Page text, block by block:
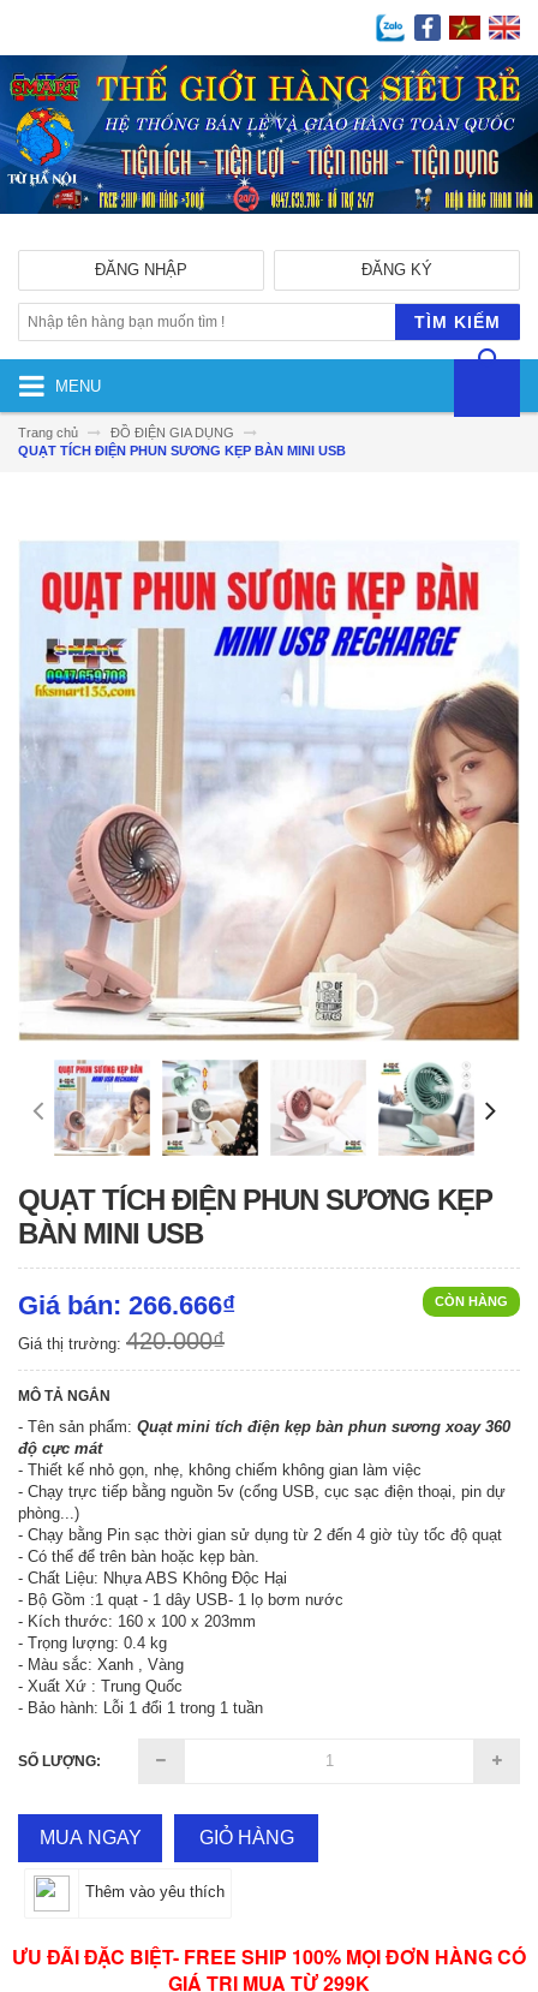
ĐĂNG KÝ
ĐĂNG NHẬP
TÌM KIẾM
MENU
Trang chủ
ĐỒ ĐIỆN GIA DỤNG
QUẠT TÍCH ĐIỆN PHUN SƯƠNG KẸP BÀN MINI USB
QUẠT TÍCH ĐIỆN PHUN SƯƠNG KẸP
BÀN MINI USB
CÒN HÀNG
Giá bán: 266.666₫
Giá thị trường: 420.000₫
MÔ TẢ NGẮN
- Tên sản phẩm: Quạt mini tích điện kẹp bàn phun sương xoay 360
độ cực mát
- Thiết kế nhỏ gọn, nhẹ, không chiếm không gian làm việc
- Chạy trực tiếp bằng nguồn 5v (cổng USB, cục sạc điện thoại, pin dự
phòng...)
- Chạy bằng Pin sạc thời gian sử dụng từ 2 đến 4 giờ tùy tốc độ quạt
- Có thể để trên bàn hoặc kẹp bàn.
- Chất Liệu: Nhựa ABS Không Độc Hại
- Bộ Gồm :1 quạt - 1 dây USB- 1 lọ bơm nước
- Kích thước: 160 x 100 x 203mm
- Trọng lượng: 0.4 kg
- Màu sắc: Xanh , Vàng
- Xuất Xứ : Trung Quốc
- Bảo hành: Lỗi 1 đổi 1 trong 1 tuần
SỐ LƯỢNG:
MUA NGAY GIỎ HÀNG
Thêm vào yêu thích
ƯU ĐÃI ĐẶC BIỆT- FREE SHIP 100% MỌI ĐƠN HÀNG CÓ
GIÁ TRỊ MUA TỪ 299K